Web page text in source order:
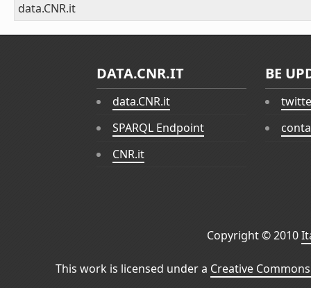
data.CNR.it
DATA.CNR.IT
data.CNR.it
SPARQL Endpoint
CNR.it
BE
Copyright © 2010
This work is licensed under a Creative